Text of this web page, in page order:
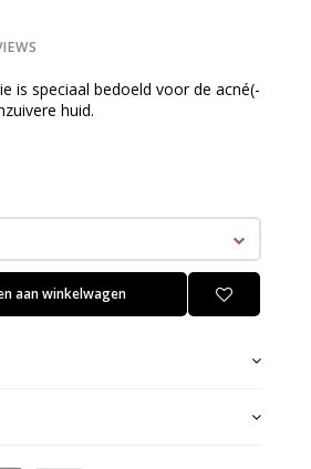
is speciaal bedoeld voor de acné(-
huid.
aan winkelwagen